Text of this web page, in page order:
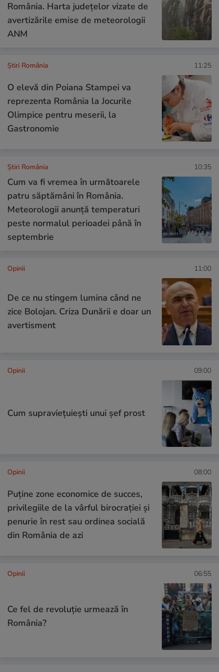
România. Harta județelor vizate de
avertizările emise de meteorologii
ANM
Știri România 11:25
O elevă din Poiana Stampei va
reprezenta România la Jocurile
Olimpice pentru meserii, la
Gastronomie
Știri România 10:35
Cum va fi vremea în următoarele
patru săptămâni în România.
Meteorologii anunță temperaturi
peste normalul perioadei până în
septembrie
Opinii 11:00
De ce nu stingem lumina când ne
zice Bolojan. Criza Dunării e doar un
avertisment
Opinii 09:00
Cum supraviețuiești unui șef prost
Opinii 08:00
Puține zone economice de succes,
privilegiile de la vârful birocrației și
penurie în rest sau ordinea socială
din România de azi
Opinii 06:55
Ce fel de revoluție urmează în
România?